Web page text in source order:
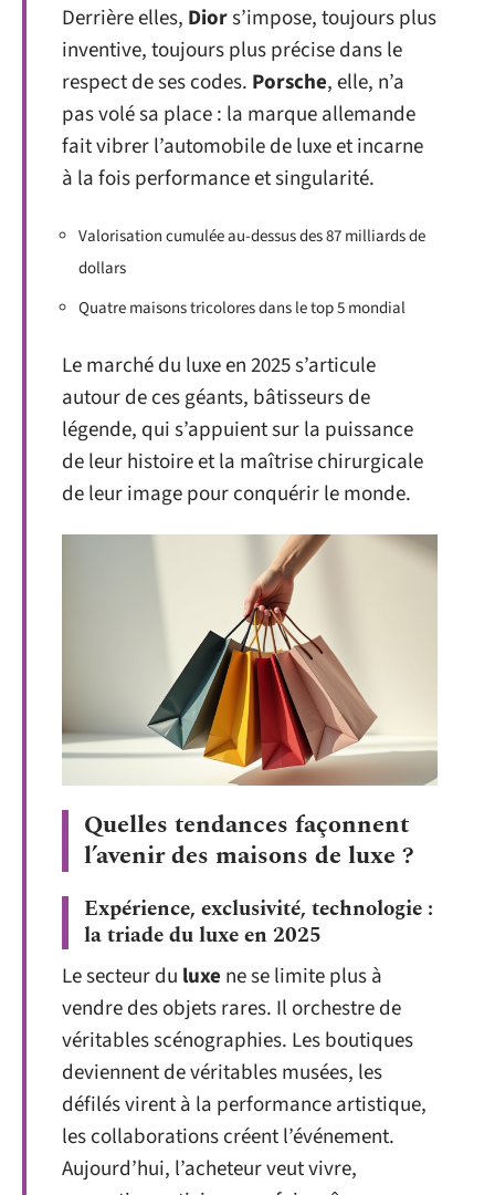
Derrière elles, Diors’impose, toujours plus
inventive, toujours plus précise dans le
respect de ses codes. Porsche, elle, n’a
pas volé sa place : la marque allemande
fait vibrer l’automobile de luxe et incarne
à la fois performance et singularité.
Valorisation cumulée au-dessus des 87 milliards de
dollars
Quatre maisons tricolores dans le top 5 mondial
Le marché du luxe en 2025 s’articule
autour de ces géants, bâtisseurs de
légende, qui s’appuient sur la puissance
de leur histoire et la maîtrise chirurgicale
de leur image pour conquérir le monde.
Quelles tendances façonnent
l’avenir des maisons de luxe ?
Expérience, exclusivité, technologie :
la triade du luxe en 2025
Le secteur du luxe ne se limite plus à
vendre des objets rares. Il orchestre de
véritables scénographies. Les boutiques
deviennent de véritables musées, les
défilés virent à la performance artistique,
les collaborations créent l’événement.
Aujourd’hui, l’acheteur veut vivre,